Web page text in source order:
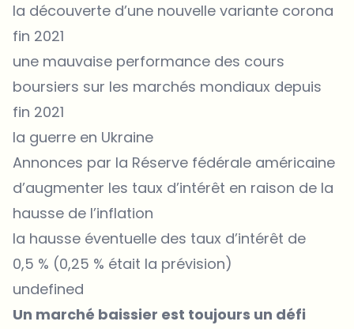
la découverte d’une nouvelle variante corona
fin 2021
une mauvaise performance des cours
boursiers sur les marchés mondiaux depuis
fin 2021
la guerre en Ukraine
Annonces par la Réserve fédérale américaine
d’augmenter les taux d’intérêt en raison de la
hausse de l’inflation
la hausse éventuelle des taux d’intérêt de
0,5 % (0,25 % était la prévision)
undefined
Un marché baissier est toujours un défi